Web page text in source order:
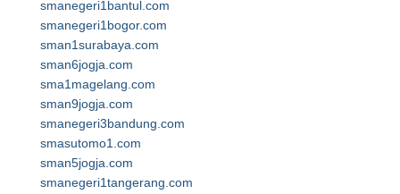
smanegeri1bantul.com
smanegeri1bogor.com
sman1surabaya.com
sman6jogja.com
sma1magelang.com
sman9jogja.com
smanegeri3bandung.com
smasutomo1.com
sman5jogja.com
smanegeri1tangerang.com